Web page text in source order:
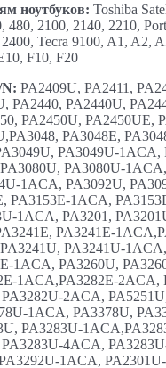
ноутбуков: Toshiba
480, 2100, 2140, 2210,
Tecra 9100, A1, A2,
F10, F20
PA2409U, PA2411,
PA2440, PA2440U,
PA2450U, PA2450UE,
PA3048E,
PA3049U-1ACA,
PA3080U-
1ACA, PA3092U,
PA3153E-1ACA,
1ACA, PA3201,
PA3241E-
PA3241U-
1ACA, PA3260U,
1ACA,PA3282E-2ACA,
2ACA,
1ACA, PA3378U,
PA3283U-
4ACA,
1ACA,